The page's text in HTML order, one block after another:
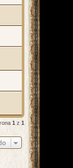
1 z 1